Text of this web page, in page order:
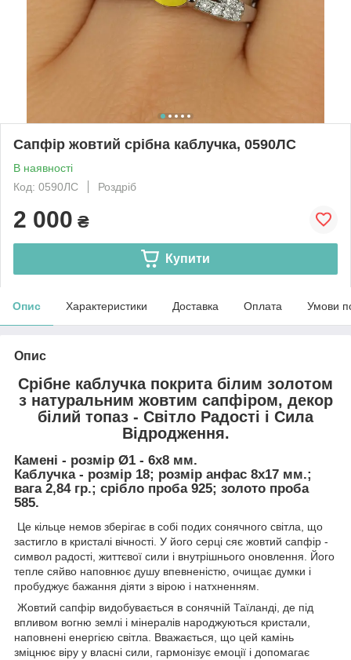
Сапфір жовтий срібна каблучка, 0590ЛС
В наявності
Код: 0590ЛС
Роздріб
2 000 ₴
Купити
Опис Характеристики Доставка Оплата Умови
Опис
Срібне каблучка покрита білим золотом
з натуральним жовтим сапфіром, декор
білий топаз - Світло Радості і Сила
Відродження.
Камені - розмір Ø1 - 6х8 мм.
Каблучка - розмір 18; розмір анфас 8х17 мм.;
вага 2,84 гр.; срібло проба 925; золото проба
585.
Це кільце немов зберігає в собі подих сонячного світла, що
застигло в кристалі вічності. У його серці сяє жовтий сапфір -
символ радості, життєвої сили і внутрішнього оновлення. Його
тепле сяйво наповнює душу впевненістю, очищає думки і
пробуджує бажання діяти з вірою і натхненням.
Жовтий сапфір видобувається в сонячній Таїланді, де під
впливом вогню землі і мінералів народжуються кристали,
наповнені енергією світла. Вважається, що цей камінь
зміцнює віру у власні сили, гармонізує емоції і допомагає